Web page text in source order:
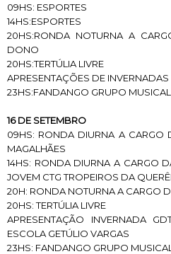
09HS: ESPORTES
14HS:ESPORTES
20HS:RONDA NOTURNA A
DONO
20HS:TERTÚLIA LIVRE
APRESENTAÇÕES DE INVERNADAS
23HS:FANDANGO GRUPO
16 DE SETEMBRO
09HS: RONDA DIURNA A CARGO
MAGALHÃES
14HS: RONDA DIURNA A CARGO
JOVEM CTG TROPEIROS DA
20H: RONDA NOTURNA A CARGO
20HS: TERTÚLIA LIVRE
APRESENTAÇÃO INVERNADA
ESCOLA GETÚLIO VARGAS
23HS: FANDANGO GRUPO